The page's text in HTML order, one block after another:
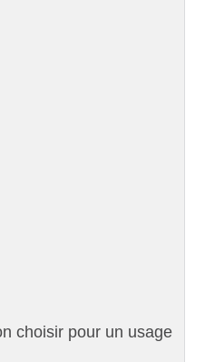
choisir pour un usage